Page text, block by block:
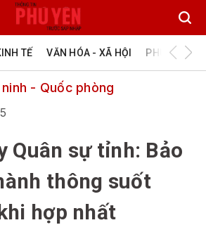
TẾ VĂN HÓA - XÃ HỘI PHÚ YÊN -
- Quốc phòng
Quân sự tỉnh: Bảo
thông suốt
hợp nhất